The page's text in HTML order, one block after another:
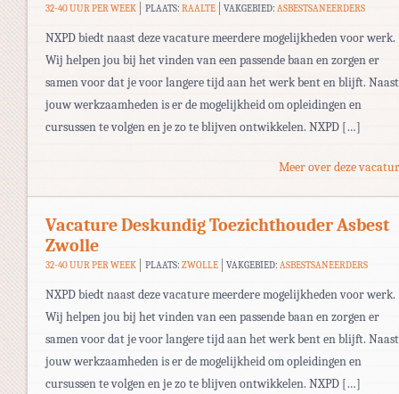
32-40 UUR PER WEEK PLAATS: RAALTE VAKGEBIED:ASBESTSANEERDERS
NXPD biedt naast deze vacature meerdere mogelijkheden voor werk.
Wij helpen jou bij het vinden van een passende baan en zorgen er
samen voor dat je voor langere tijd aan het werk bent en blijft. Naast
jouw werkzaamheden is er de mogelijkheid om opleidingen en
cursussen te volgen en je zo te blijven ontwikkelen. NXPD […]
Meer over deze
Vacature Deskundig Toezichthouder Asbest
Zwolle
32-40 UUR PER WEEK PLAATS: ZWOLLE VAKGEBIED:ASBESTSANEERDERS
NXPD biedt naast deze vacature meerdere mogelijkheden voor werk.
Wij helpen jou bij het vinden van een passende baan en zorgen er
samen voor dat je voor langere tijd aan het werk bent en blijft. Naast
jouw werkzaamheden is er de mogelijkheid om opleidingen en
cursussen te volgen en je zo te blijven ontwikkelen. NXPD […]